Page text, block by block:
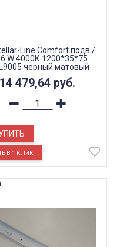
Line Сomfort подв./
W 4000К 1200*35*75
черный матовый
14 479,64 руб.